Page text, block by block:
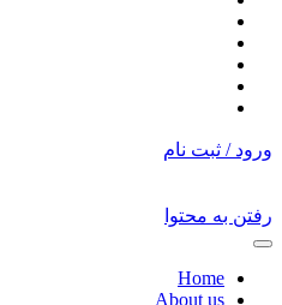
ورود / ثبت نام
رفتن به محتوا
Home
About us